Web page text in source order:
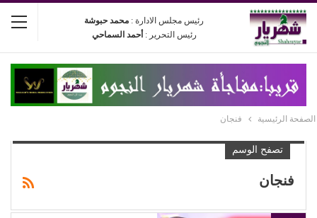
رئيس مجلس الادارة : محمد حبوشة
رئيس التحرير : أحمد السماحي
الصفحة الرئيسية فنجان
تصفح الوسم
فنجان